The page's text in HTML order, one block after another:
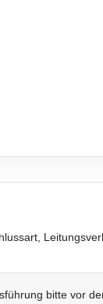
bitte vor